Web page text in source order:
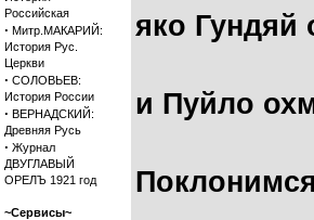
Российская
· Митр.МАКАРИЙ:
История Рус.
Церкви
· СОЛОВЬЕВ:
История России
· ВЕРНАДСКИЙ:
Древняя Русь
· Журнал
ДВУГЛАВЫЙ
ОРЕЛЪ 1921 год
~Сервисы~
яко
и Пуйло